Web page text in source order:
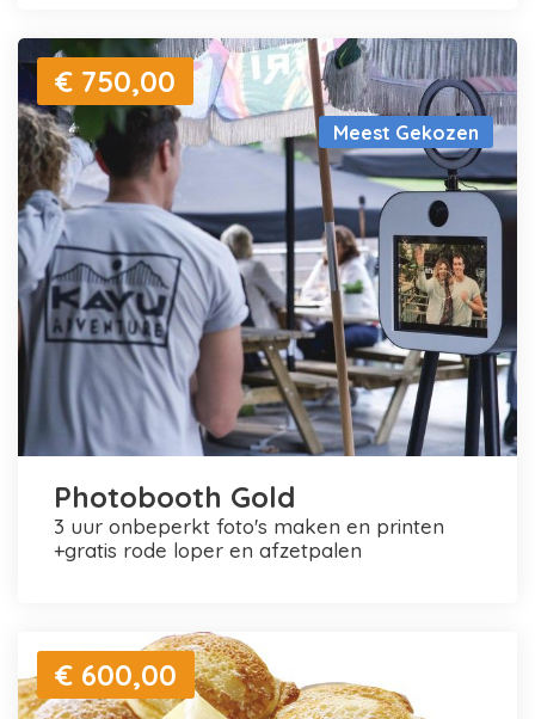
Meest Gekozen
€ 750,00
Photobooth Gold
3 uur onbeperkt foto's maken en printen
+gratis rode loper en afzetpalen
€ 600,00